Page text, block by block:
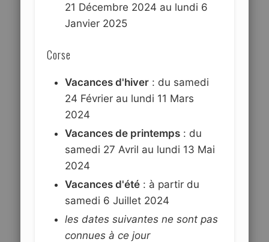
21 Décembre 2024 au lundi 6
Janvier 2025
Corse
Vacances d'hiver : du samedi
24 Février au lundi 11 Mars
2024
Vacances de printemps : du
samedi 27 Avril au lundi 13 Mai
2024
Vacances d'été : à partir du
samedi 6 Juillet 2024
les dates suivantes ne sont pas
connues à ce jour